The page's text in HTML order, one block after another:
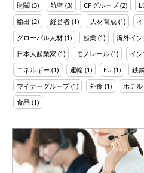
財閥 (3) 航空 (3) CPグループ(2)
輸出 (2) 経営者 (1) 人材育成 (1)
グローバル人材 (1) 起業 (1) 海外イ
日本人起業家 (1) モノレール (1) イ
エネルギー (1) 運輸 (1) EU (1) 鉄
マイナーグループ(1) 外食 (1) ホテル
食品 (1)